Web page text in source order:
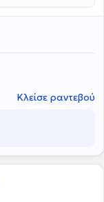
εξατομικευμένη
αλλεργικές
ωοθήκες,
Κλείσε ραντεβού